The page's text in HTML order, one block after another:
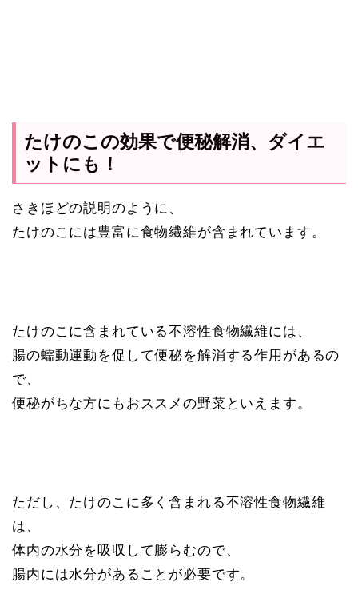
たけのこの効果で便秘解消、ダイエ
ットにも！
さきほどの説明のように、
たけのこには豊富に食物繊維が含まれています。
たけのこに含まれている不溶性食物繊維には、
腸の蠕動運動を促して便秘を解消する作用があるの
で、
便秘がちな方にもおススメの野菜といえます。
ただし、たけのこに多く含まれる不溶性食物繊維
は、
体内の水分を吸収して膨らむので、
腸内には水分があることが必要です。